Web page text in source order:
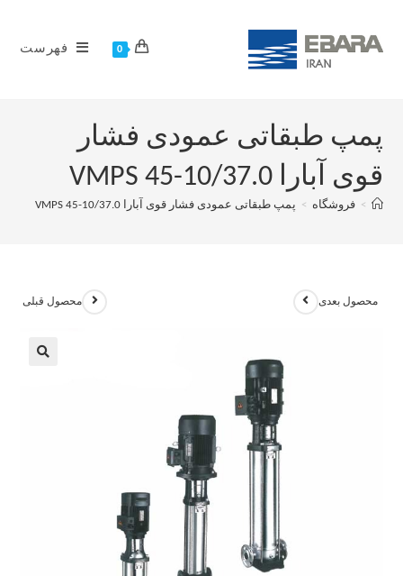
0 فهرست
پمپ طبقاتی عمودی فشار
قوی آبارا VMPS 45-10/37.0
> فروشگاه > پمپ طبقاتی عمودی فشار قوی آبارا VMPS 45-10/37.0
محصول قبلی محصول بعدی